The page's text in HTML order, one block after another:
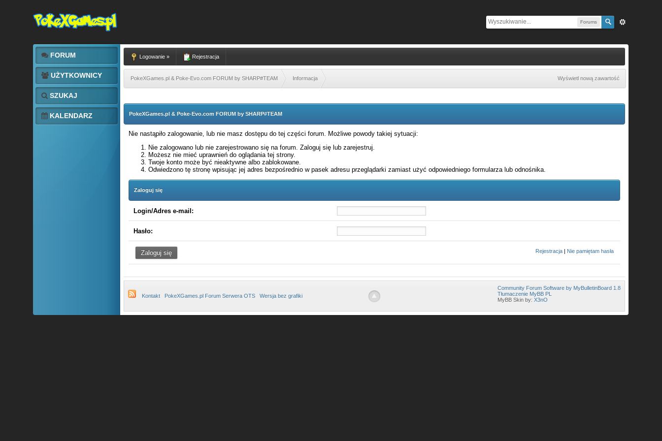
Forums
FORUM
UŻYTKOWNICY
SZUKAJ
KALENDARZ
Logowanie » Rejestracja
PokeXGames.pl & Poke-Evo.com FORUM by SHARP#TEAM Informacja Wyświetl nową zawartość
PokeXGames.pl & Poke-Evo.com FORUM by SHARP#TEAM
Nie nastąpiło zalogowanie, lub nie masz dostępu do tej części forum. Możliwe powody takiej sytuacji:
Nie zalogowano lub nie zarejestrowano się na forum. Zaloguj się lub zarejestruj.
Możesz nie mieć uprawnień do oglądania tej strony.
Twoje konto może być nieaktywne albo zablokowane.
Odwiedzono tę stronę wpisując jej adres bezpośrednio w pasek adresu przeglądarki zamiast użyć odpowiedniego formularza lub odnośnika.
Zaloguj się
Login/Adres e-mail:
Hasło:
Rejestracja | Nie pamiętam hasła
Kontakt PokeXGames.pl Forum Serwera OTS Wersja bez grafiki
Community Forum Software by MyBulletinBoard 1.8
Tłumaczenie MyBB PL
MyBB Skin by:X3nO